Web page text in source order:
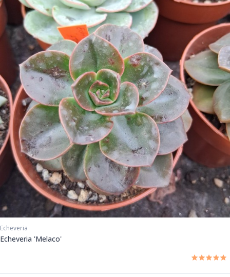
Echeveria
Echeveria 'Melaco'